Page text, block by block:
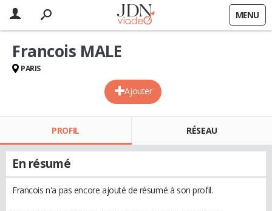
MENU
Ajouter
Francois MALE
PARIS
PROFIL RÉSEAU
En résumé
Francois n'a pas encore ajouté de résumé à son profil.